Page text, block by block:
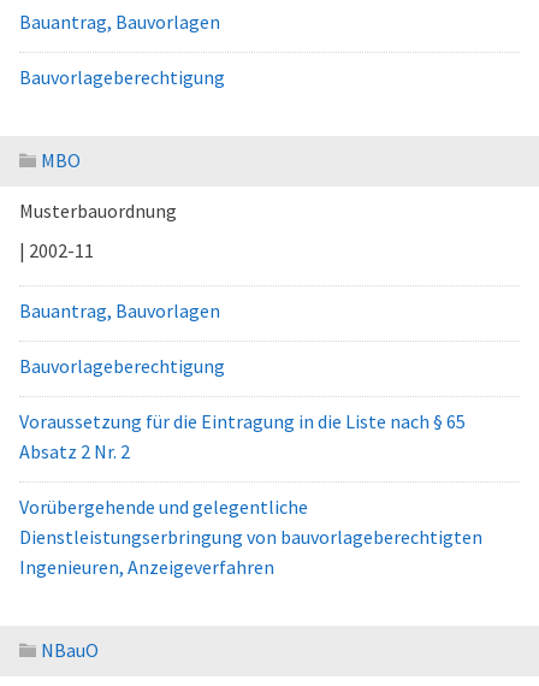
Bauantrag, Bauvorlagen
Bauvorlageberechtigung
MBO
Musterbauordnung
| 2002-11
Bauantrag, Bauvorlagen
Bauvorlageberechtigung
Voraussetzung für die Eintragung in die Liste nach § 65
Absatz 2 Nr. 2
Vorübergehende und gelegentliche
Dienstleistungserbringung von bauvorlageberechtigten
Ingenieuren, Anzeigeverfahren
NBauO